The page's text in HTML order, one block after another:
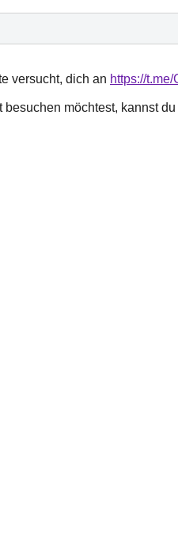
versucht, dich an https://
besuchen möchtest, kannst du